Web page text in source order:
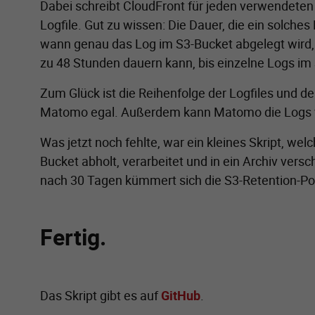
Dabei schreibt CloudFront für jeden
Logfile. Gut zu wissen: Die Dauer, die ein
wann genau das Log im S3-Bucket abgelegt
zu 48 Stunden dauern kann, bis einzelne Logs
Zum Glück ist die Reihenfolge der Logfiles und
Matomo egal. Außerdem kann Matomo die
Was jetzt noch fehlte, war ein kleines Skript,
Bucket abholt, verarbeitet und in ein Archiv
nach 30 Tagen kümmert sich die S3-Retention-
Fertig.
Das Skript gibt es auf GitHub.